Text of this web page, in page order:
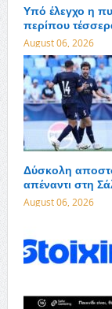
Υπό έλεγχο η
περίπου
August 06, 2026
Δύσκολη
απέναντι στη
August 06, 2026